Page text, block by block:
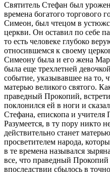
Святитель Стефан был
времена богатого торгового
Симеон, был чтецом в
церкви. Он оставил по себе
то есть человеке глубоко
относившемся к своему
Симеону была и его жена
была еще трехлетней
событие, указывавшее на то,
матерью великого святого.
праведный Прокопий,
поклонился ей в ноги и
Стефана, епископа и учителя
Разумеется, в ту пору никто
действительно станет
просветителем народа,
в те времена назывался
все, что праведный
впоследствии сбылось в